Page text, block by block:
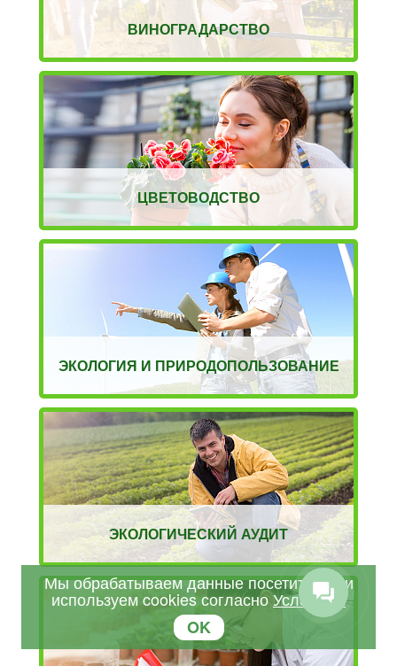
ВИНОГРАДАРСТВО
ЦВЕТОВОДСТВО
ЭКОЛОГИЯ И ПРИРОДОПОЛЬЗОВАНИЕ
ЭКОЛОГИЧЕСКИЙ АУДИТ
Мы обрабатываем данные посетителей и
используем cookies согласноУсловиям
OK